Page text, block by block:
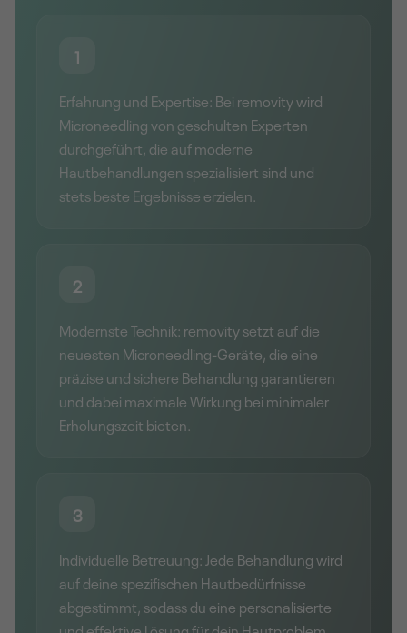
1
Erfahrung und Expertise: Bei removity wird
Microneedling von geschulten Experten
durchgeführt, die auf moderne
Hautbehandlungen spezialisiert sind und
stets beste Ergebnisse erzielen.
2
Modernste Technik: removity setzt auf die
neuesten Microneedling-Geräte, die eine
präzise und sichere Behandlung garantieren
und dabei maximale Wirkung bei minimaler
Erholungszeit bieten.
3
Individuelle Betreuung: Jede Behandlung wird
auf deine spezifischen Hautbedürfnisse
abgestimmt, sodass du eine personalisierte